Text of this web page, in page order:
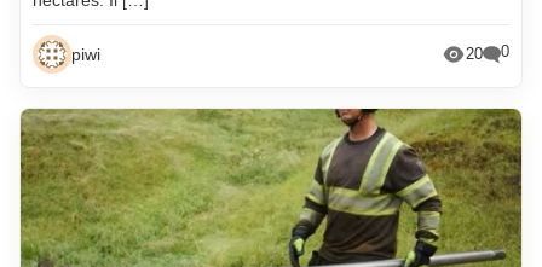
piwi 20 0